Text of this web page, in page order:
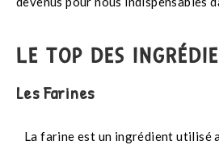
LE TOP DES
Les Farines
La farine est un ingrédient utilisé